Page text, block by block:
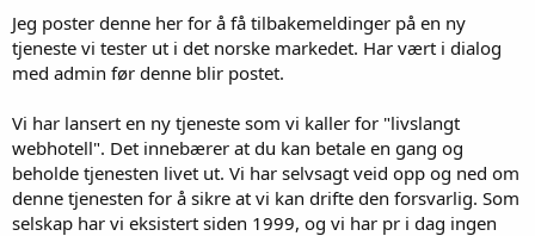
Jeg poster denne her for å få tilbakemeldinger på en ny
tjeneste vi tester ut i det norske markedet. Har vært i dialog
med admin før denne blir postet.
Vi har lansert en ny tjeneste som vi kaller for "livslangt
webhotell". Det innebærer at du kan betale en gang og
beholde tjenesten livet ut. Vi har selvsagt veid opp og ned om
denne tjenesten for å sikre at vi kan drifte den forsvarlig. Som
selskap har vi eksistert siden 1999, og vi har pr i dag ingen